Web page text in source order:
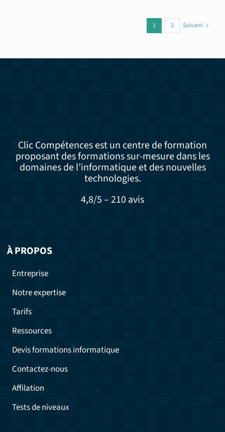
1 2 Suivant
Clic Compétences est un centre de formation
proposant des formations sur-mesure dans les
domaines de l’informatique et des nouvelles
technologies.
4,8/5 – 210 avis
À PROPOS
Entreprise
Notre expertise
Tarifs
Ressources
Devis formations informatique
Contactez-nous
Affilation
Tests de niveaux